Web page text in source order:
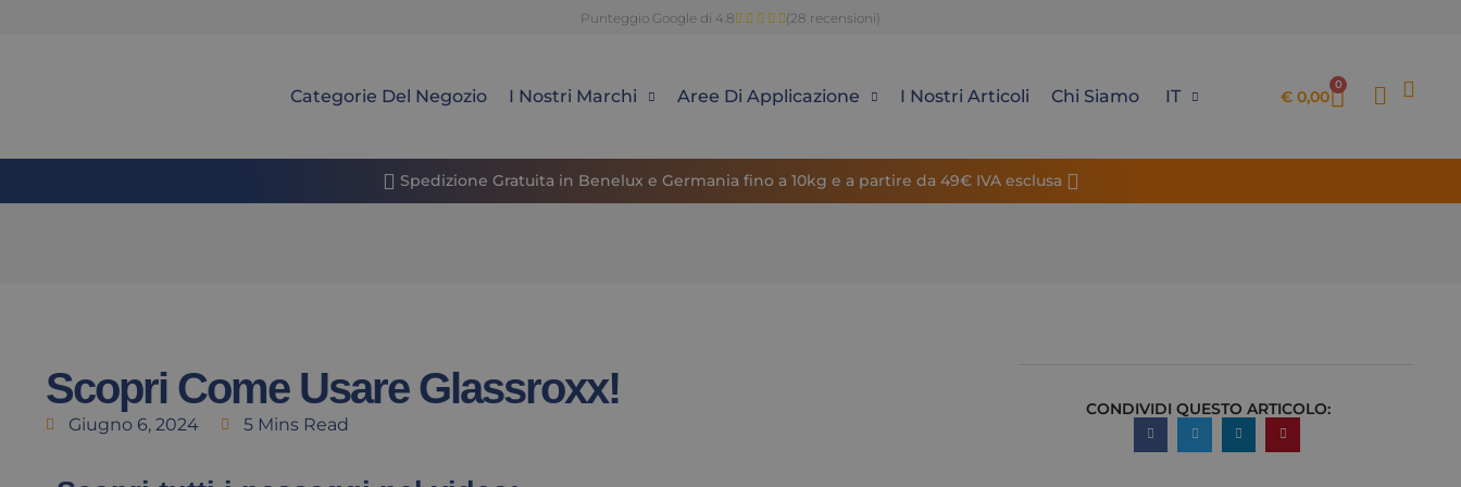
Punteggio Google di 4.8 (28 recensioni)
Categorie Del Negozio I Nostri Marchi Aree Di Applicazione I Nostri Articoli Chi Siamo IT € 0,00
0
Spedizione Gratuita in Benelux e Germania fino a 10kg e a partire da 49€ IVA esclusa
Scopri Come Usare Glassroxx!
Giugno 6, 2024 5 Mins Read
CONDIVIDI QUESTO ARTICOLO: